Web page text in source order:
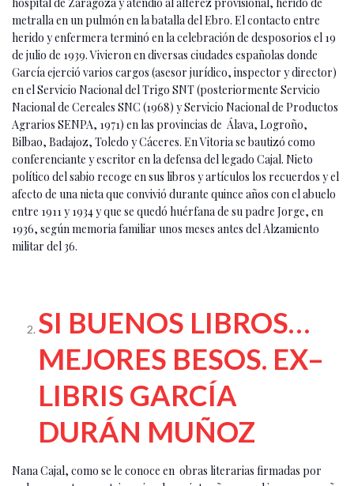
metralla en un pulmón en la batalla del Ebro. El contacto entre
herido y enfermera terminó en la celebración de desposorios el 19
de julio de 1939. Vivieron en diversas ciudades españolas donde
García ejerció varios cargos (asesor jurídico, inspector y director)
en el Servicio Nacional del Trigo SNT (posteriormente Servicio
Nacional de Cereales SNC (1968) y Servicio Nacional de Productos
Agrarios SENPA, 1971) en las provincias de Álava, Logroño,
Bilbao, Badajoz, Toledo y Cáceres. En Vitoria se bautizó como
conferenciante y escritor en la defensa del legado Cajal. Nieto
político del sabio recoge en sus libros y artículos los recuerdos y el
afecto de una nieta que convivió durante quince años con el abuelo
entre 1911 y 1934 y que se quedó huérfana de su padre Jorge, en
1936, según memoria familiar unos meses antes del Alzamiento
militar del 36.
SI BUENOS LIBROS…
MEJORES BESOS. EX–
LIBRIS GARCÍA
DURÁN MUÑOZ
Nana Cajal, como se le conoce en obras literarias firmadas por